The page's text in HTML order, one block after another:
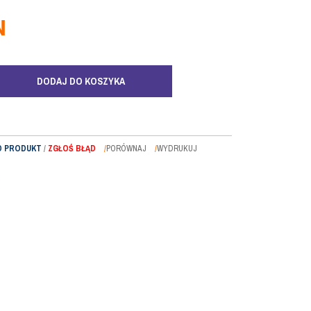
DODAJ DO KOSZYKA
PRODUKT / ZGŁOŚ BŁĄD PORÓWNAJ WYDRUKUJ